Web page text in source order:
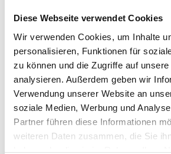
Diese Webseite verwendet Cookies
Wir verwenden Cookies, um Inhalte
personalisieren, Funktionen für
zu können und die Zugriffe auf
analysieren. Außerdem geben wir
Verwendung unserer Website an
soziale Medien, Werbung und
Partner führen diese Informationen
weiteren Daten zusammen, die Sie
SPORT
KUNST
FESTIVAL
RHEIN